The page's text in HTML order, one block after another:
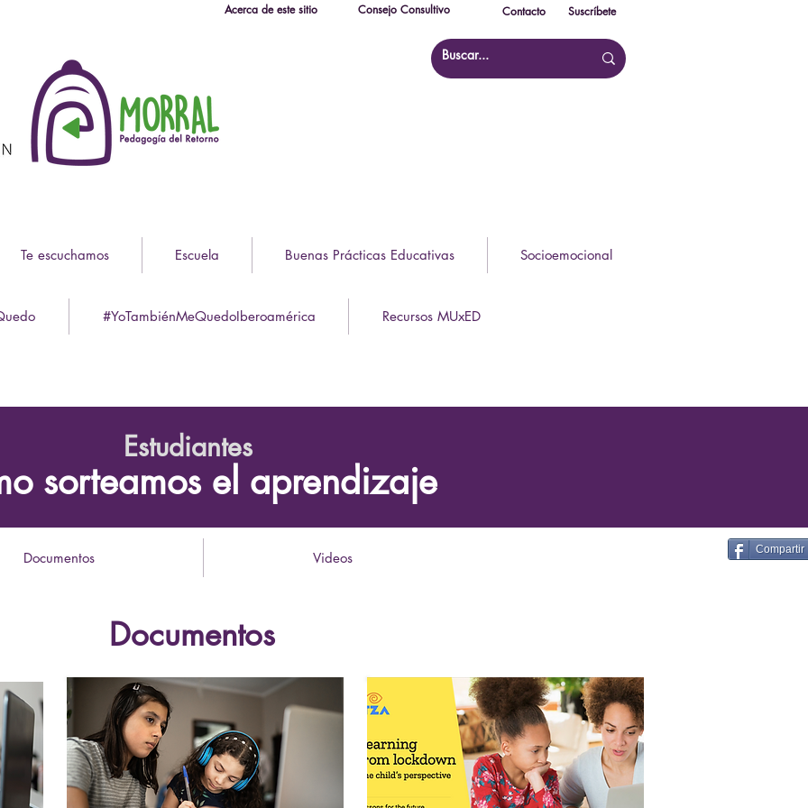
Acerca de este sitio Consejo Consultivo Contacto Suscríbete
Te escuchamos Escuela Buenas Prácticas Educativas Socioemocional
#YoTambiénMeQuedoIberoamérica Recursos MUxED
Estudiantes
sorteamos el aprendizaje
Documentos Videos Compartir
Documentos